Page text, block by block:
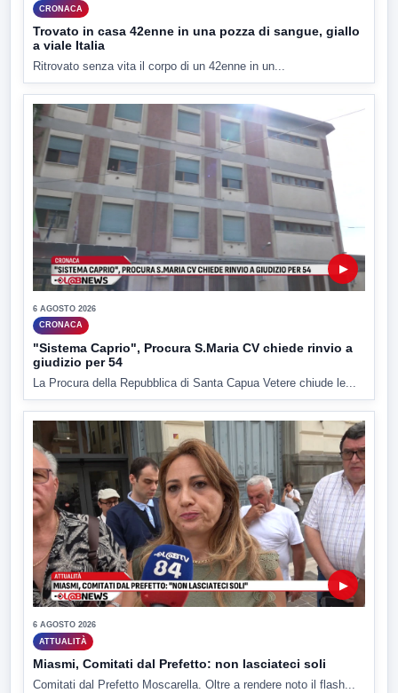
CRONACA
Trovato in casa 42enne in una pozza di sangue, giallo
a viale Italia
Ritrovato senza vita il corpo di un 42enne in un...
▶
6 AGOSTO 2026
CRONACA
"Sistema Caprio", Procura S.Maria CV chiede rinvio a
giudizio per 54
La Procura della Repubblica di Santa Capua Vetere chiude le...
▶
6 AGOSTO 2026
ATTUALITÀ
Miasmi, Comitati dal Prefetto: non lasciateci soli
Comitati dal Prefetto Moscarella. Oltre a rendere noto il flash...